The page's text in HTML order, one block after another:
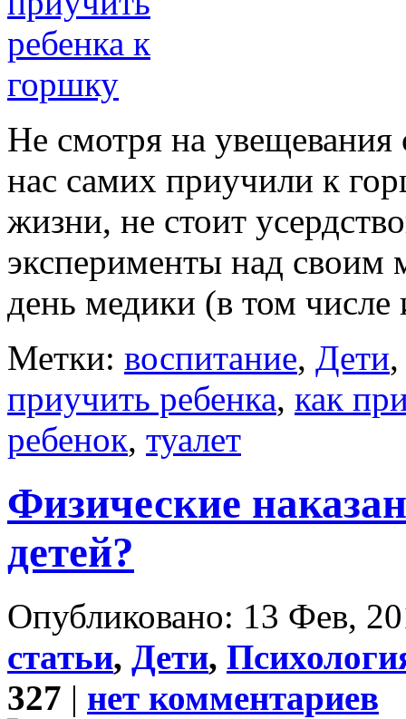
Не смотря на увещевания
нас самих приучили к
жизни, не стоит
эксперименты над
день медики (в том
Метки: воспитание, Дети
приучить ребенка, как
ребенок, туалет
Физические
детей?
Опубликовано: 13 Фев,
статьи, Дети,
327 | нет комментариев